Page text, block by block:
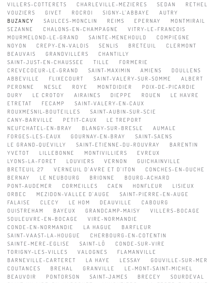
VILLERS-COTTERETS
CHARLEVILLE-MEZIERES SEDAN
RETHEL
VOUZIERS
GIVET ROCROI SIGNY-L'ABBAYE
AUTRY
BUZANCY
SAULCES-MONCLIN REIMS EPERNAY
MONTMIRAIL
SEZANNE
CHALONS-EN-CHAMPAGNE
VITRY-LE-FRANCOIS
MOURMELOND-LE-GRAND
SAINTE-MENEHOULD
COMPIEGNE
NOYON
CREPY-EN-VALOIS SENLIS BRETEUIL
CLERMONT
BEAUVAIS
GRANDVILLERS
CHANTILLY
SAINT-JUST-EN-CHAUSSEE
TILLE
FORMERIE
CREVECOEUR-LE-GRAND
SAINT-MAXIMIN AMIENS
DOULLENS
ABBEVILLE
FLIXECOURT SAINT-VALERY-SUR-SOMME
ALBERT
PERONNE
NESLE ROYE MONTDIDIER
POIX-DE-PICARDIE
DURY
LE CROTOY AIRAINES DIEPPE ROUEN
LE HAVRE
ETRETAT
FECAMP
SAINT-VALERY-EN-CAUX
ROUXMESNIL-BOUTEILLES
SAINT-AUBIN-SUR-SCIE
CANY-BARVILLE
PETIT-CAUX
LE TREPORT
NEUFCHATEL-EN-BRAY
BLANGY-SUR-BRESLE
AUMALE
FORGES-LES-EAUX
GOURNAY-EN-BRAY
SAINT-SAENS
LE GRAND-QUEVILLY
SAINT-ETIENNE-DU-ROUVRAY
BARENTIN
YVETOT
LILLEBONNE MONTIVILLIERS
EVREUX
LYONS-LA-FORET
LOUVIERS VERNON
GUICHAINVILLE
BRETEUIL 27
VERNEUIL D'AVRE ET D'ITON
CONCHES-EN-OUCHE
BERNAY
LE NEUBOURG BRIONNE
BOURG-ACHARD
PONT-AUDEMER
CORMEILLES CAEN HONFLEUR
LISIEUX
ORBEC
MEZIDON-VALLEE D'AUGE
SAINT-PIERRE-EN-AUGE
FALAISE
CLECY LE HOM DEAUVILLE
CABOURG
OUISTREHAM
BAYEUX GRANDCAMP-MAISY
VILLERS-BOCAGE
SOULEUVRE-EN-BOCAGE
VIRE-NORMANDIE
CONDE-EN-NORMANDIE
LA HAGUE
BARFLEUR
SAINT-VAAST-LA-HOUGUE
CHERBOURG-EN-COTENTIN
SAINTE-MERE-EGLISE
SAINT-LÔ
CONDE-SUR-VIRE
TORIGNY-LES-VILLES
VALOGNES
FLAMANVILLE
BARNEVILLE-CARTERET
LA HAYE LESSAY
GOUVILLE-SUR-MER
COUTANCES
BREHAL GRANVILLE
LE-MONT-SAINT-MICHEL
BEAUVOIR
PONTORSON SAINT-JAMES BRECEY
SOURDEVAL